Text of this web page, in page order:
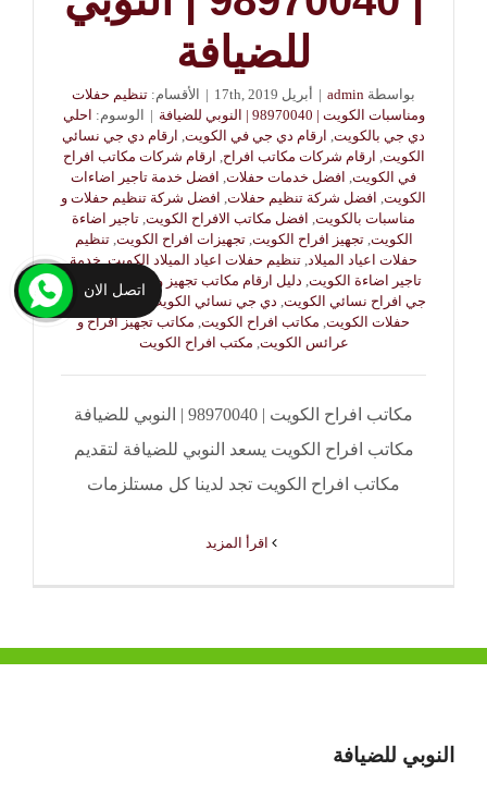
للضيافة
بواسطة admin
| أبريل 17th, 2019 | الأقسام: تنظيم حفلات
ومناسبات الكويت | 98970040 | النوبي للضيافة
| الوسوم: احلي
دي جي بالكويت ارقام دي جي في الكويت ارقام دي جي نسائي
الكويت ارقام شركات مكاتب افراح ارقام شركات مكاتب افراح
في الكويت افضل خدمات حفلات افضل خدمة تاجير اضاءات
الكويت افضل شركة تنظيم حفلات افضل شركة تنظيم حفلات و
مناسبات بالكويت افضل مكاتب الافراح الكويت تاجير اضاءة
الكويت ,تجهيز افراح الكويت ,تجهيزات افراح الكويت ,تنظيم
حفلات اعياد الميلاد تنظيم حفلات اعياد الميلاد الكويت خدمة
تاجير اضاءة الكويت دليل ارقام مكاتب تجهيز و ادارة افراح
دي
جي افراح نسائي الكويت دي جي نسائي الكويت , شركات تنظيم
حفلات الكويت مكاتب افراح الكويت مكاتب تجهيز افراح و
عرائس الكويت مكتب افراح الكويت
مكاتب افراح الكويت | 98970040 | النوبي للضيافة
مكاتب افراح الكويت يسعد النوبي للضيافة لتقديم
مكاتب افراح الكويت تجد لدينا كل مستلزمات
النوبي للضيافة
اتصل الان